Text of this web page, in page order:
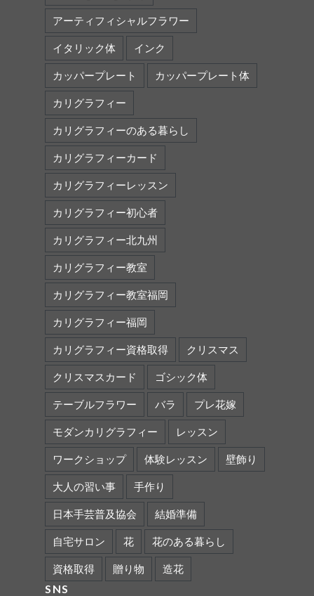
アーティフィシャルフラワー
イタリック体 インク
カッパープレート カッパープレート体
カリグラフィー
カリグラフィーのある暮らし
カリグラフィーカード
カリグラフィーレッスン
カリグラフィー初心者
カリグラフィー北九州
カリグラフィー教室
カリグラフィー教室福岡
カリグラフィー福岡
カリグラフィー資格取得 クリスマス
クリスマスカード ゴシック体
テーブルフラワー バラ プレ花嫁
モダンカリグラフィー レッスン
ワークショップ 体験レッスン 壁飾り
大人の習い事 手作り
日本手芸普及協会 結婚準備
自宅サロン 花 花のある暮らし
資格取得 贈り物 造花
SNS